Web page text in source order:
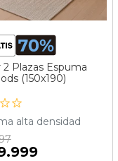
Plazas Espuma
(150x190)
alta densidad